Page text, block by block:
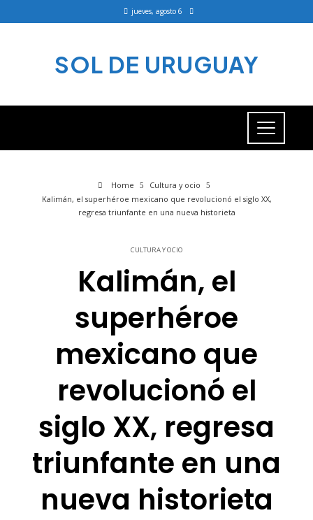
jueves, agosto 6
SOL DE URUGUAY
Home
Cultura y ocio
Kalimán, el superhéroe mexicano que revolucionó el siglo XX,
regresa triunfante en una nueva historieta
CULTURA Y OCIO
Kalimán, el
superhéroe
mexicano que
revolucionó el
siglo XX, regresa
triunfante en una
nueva historieta